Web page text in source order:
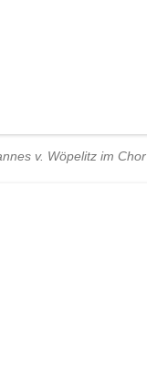
v. Wöpelitz im Chor